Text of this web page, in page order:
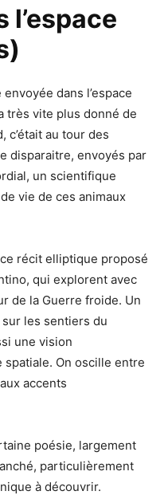
l’espace
dans l’espace
très vite plus donné de
c’était au tour des
disparaitre, envoyés par
un scientifique
vie de ces animaux
récit elliptique proposé
qui explorent avec
de la Guerre froide. Un
sur les sentiers du
une vision
On oscille entre
accents
poésie, largement
particulièrement
à découvrir.